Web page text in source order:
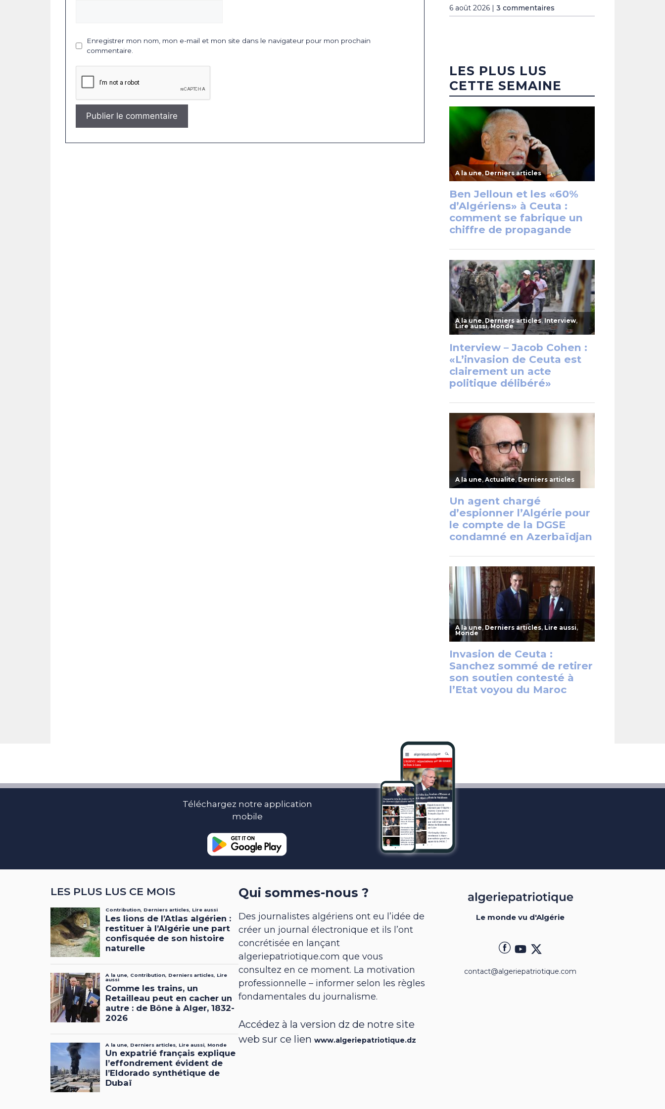
Enregistrer mon nom, mon e-mail et mon site dans le navigateur pour mon prochain
commentaire.
6 août 2026 | 3 commentaires
LES PLUS LUS
CETTE SEMAINE
Téléchargez notre application
mobile
LES PLUS LUS CE MOIS Qui sommes-nous ?
Des journalistes algériens ont eu l’idée de
créer un journal électronique et ils l’ont
concrétisée en lançant
algeriepatriotique.com que vous
consultez en ce moment. La motivation
professionnelle – informer selon les règles
fondamentales du journalisme.
Accédez à la version dz de notre site
web sur ce lienwww.algeriepatriotique.dz
Le monde vu d'Algérie
contact@algeriepatriotique.com